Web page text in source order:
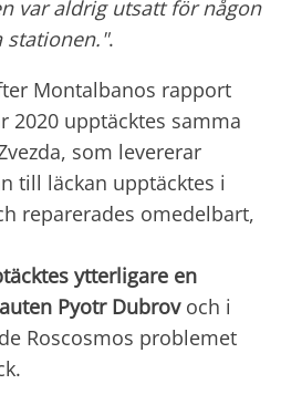
var aldrig utsatt för någon
stationen.".
Montalbanos rapport
2020 upptäcktes samma
som levererar
till läckan upptäcktes i
reparerades omedelbart,
ytterligare en
Pyotr Dubrovoch i
Roscosmos problemet